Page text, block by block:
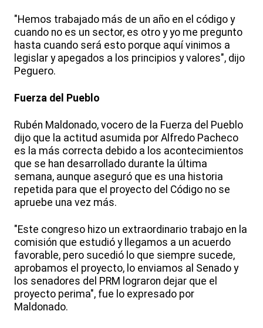
"Hemos trabajado más de un año en el código y
cuando no es un sector, es otro y yo me pregunto
hasta cuando será esto porque aquí vinimos a
legislar y apegados a los principios y valores", dijo
Peguero.
Fuerza del Pueblo
Rubén Maldonado, vocero de la Fuerza del Pueblo
dijo que la actitud asumida por Alfredo Pacheco
es la más correcta debido a los acontecimientos
que se han desarrollado durante la última
semana, aunque aseguró que es una historia
repetida para que el proyecto del Código no se
apruebe una vez más.
"Este congreso hizo un extraordinario trabajo en la
comisión que estudió y llegamos a un acuerdo
favorable, pero sucedió lo que siempre sucede,
aprobamos el proyecto, lo enviamos al Senado y
los senadores del PRM lograron dejar que el
proyecto perima", fue lo expresado por
Maldonado.